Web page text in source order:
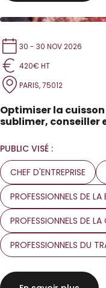
30 - 30 NOV 2026
420€ HT
PARIS, 75012
Optimiser la
sublimer, conseiller
PUBLIC VISÉ :
CHEF D'ENTREPRISE
PROFESSIONNELS DE LA
PROFESSIONNELS DE LA
PROFESSIONNELS DU